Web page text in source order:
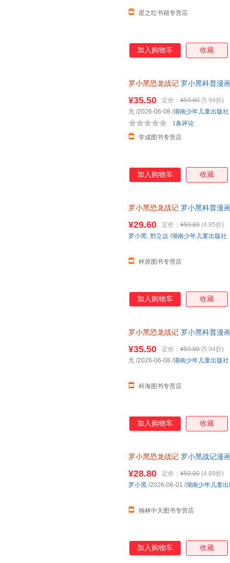
星之红书籍专营店
加入购物车 收藏
罗小黑恐龙战记 罗小黑科普漫
¥35.50 定价： ¥59.80 (5.94折)
学成图书专营店
1条评论
无 /2026-06-08 /湖南少年儿童出版社
加入购物车 收藏
罗小黑恐龙战记 罗小黑科普漫
¥29.60 定价： ¥59.80 (4.95折)
梓原图书专营店
罗小黑, 邢立达 /湖南少年儿童出版社
加入购物车 收藏
罗小黑恐龙战记 罗小黑科普漫
¥35.50 定价： ¥59.80 (5.94折)
科海图书专营店
无 /2026-06-08 /湖南少年儿童出版社
加入购物车 收藏
罗小黑恐龙战记 罗小黑战记漫
¥28.80 定价： ¥59.00 (4.89折)
翰林中天图书专营店
罗小黑 /2026-06-01 /湖南少年儿童
加入购物车 收藏